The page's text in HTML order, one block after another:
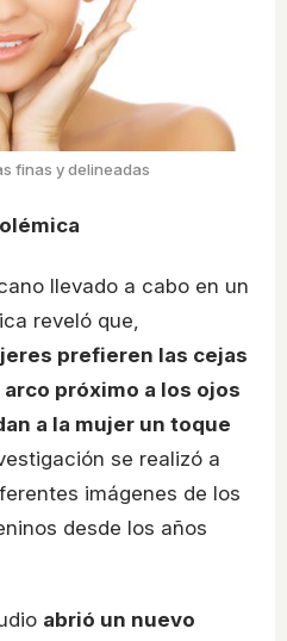
finas y delineadas
llevado a cabo en un
reveló que,
prefieren las cejas
próximo a los ojos
a la mujer un toque
se realizó a
imágenes de los
desde los años
abrió un nuevo